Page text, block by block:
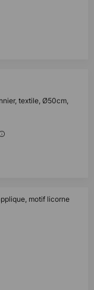
textile, Ø50cm,
motif licorne